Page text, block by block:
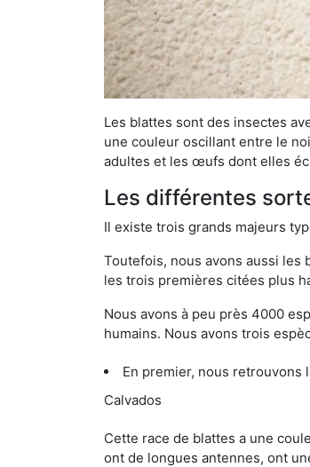
Les blattes sont des insectes
une couleur oscillant entre le
adultes et les œufs dont elles
Les différentes
Il existe trois grands majeurs
Toutefois, nous avons aussi les
les trois premières citées plus
Nous avons à peu près 4000
humains. Nous avons trois
En premier, nous retrouvons
Calvados
Cette race de blattes a une
ont de longues antennes, ont